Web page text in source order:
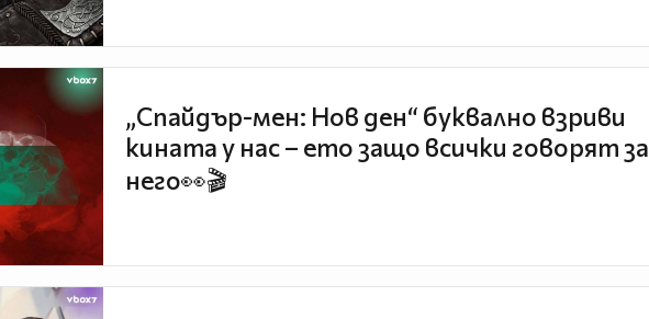
„Спайдър-мен: Нов ден“ буквално взриви
кината у нас – ето защо всички говорят за
него👀🎬